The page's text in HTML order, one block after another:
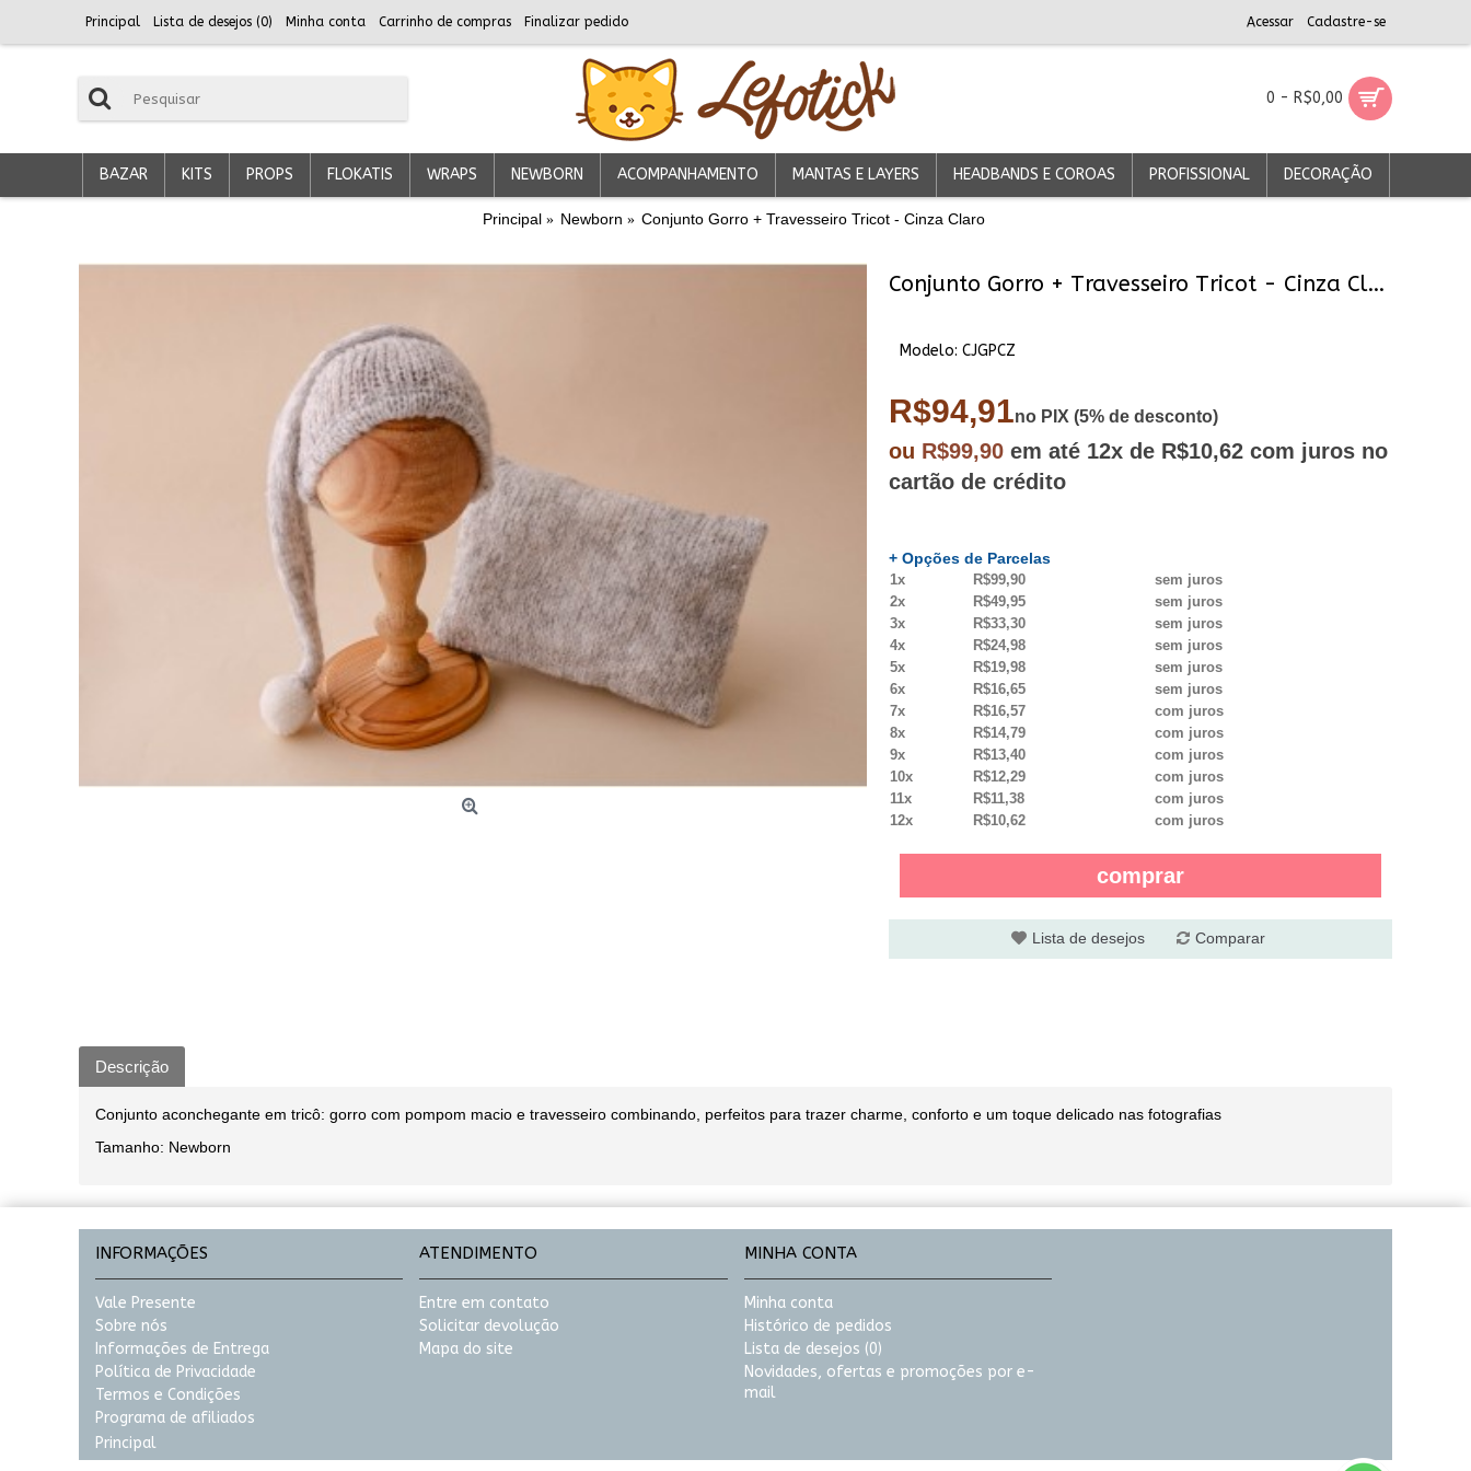
Principal Lista de desejos (0) Minha conta Carrinho de compras Finalizar pedido Acessar Cadastre-se
0 - R$0,00
BAZAR KITS PROPS FLOKATIS WRAPS NEWBORN ACOMPANHAMENTO MANTAS E LAYERS HEADBANDS E COROAS PROFISSIONAL DECORAÇÃO
Principal Newborn Conjunto Gorro + Travesseiro Tricot - Cinza Claro
Conjunto Gorro + Travesseiro Tricot - Cinza Claro
Modelo: CJGPCZ
R$94,91no PIX (5% de desconto)
ou R$99,90 em até 12x de R$10,62 com juros no
cartão de crédito
+ Opções de Parcelas
1x R$99,90
sem juros
2x
R$49,95
sem juros
3x
R$33,30
sem juros
4x
R$24,98
sem juros
5x
R$19,98
sem juros
6x
R$16,65
sem juros
7x
R$16,57
com juros
8x
R$14,79
com juros
9x
R$13,40
com juros
10x
R$12,29
com juros
11x
R$11,38
com juros
12x
R$10,62 com juros
comprar
Lista de desejos Comparar
Descrição
Conjunto aconchegante em tricô: gorro com pompom macio e travesseiro combinando, perfeitos para trazer charme, conforto e um toque delicado nas fotografias
Tamanho: Newborn
INFORMAÇÕES
Vale Presente
Sobre nós
Informações de Entrega
Política de Privacidade
Termos e Condições
Programa de afiliados
Principal
ATENDIMENTO
Entre em contato
Solicitar devolução
Mapa do site
MINHA CONTA
Minha conta
Histórico de pedidos
Lista de desejos (0)
Novidades, ofertas e promoções por e-
mail